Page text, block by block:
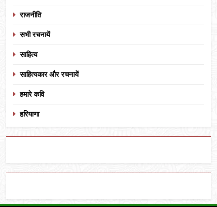
राजनीति
सभी रचनायें
साहित्य
साहित्यकार और रचनायें
हमारे कवि
हरियाणा